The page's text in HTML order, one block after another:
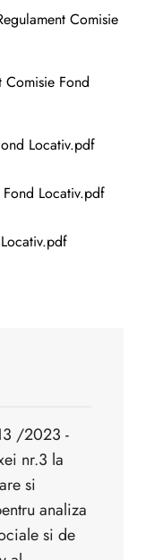
Comisie
Comisie Fond
Locativ.pdf
Fond Locativ.pdf
/2023 -
nr.3 la
si
analiza
si de